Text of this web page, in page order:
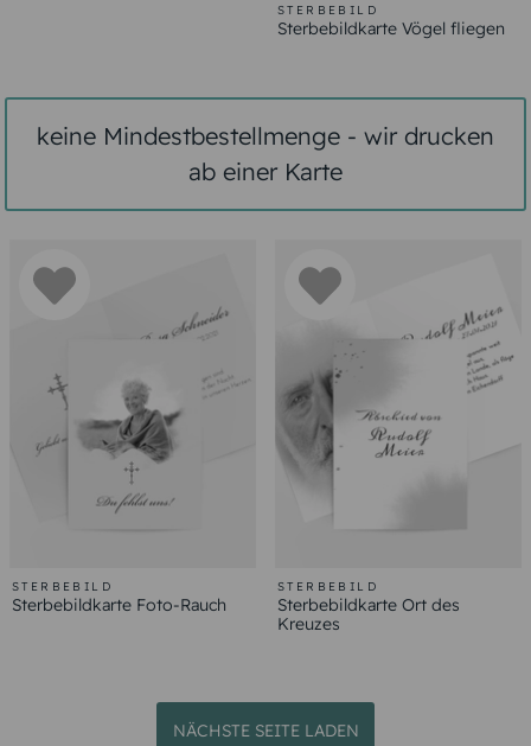
STERBEBILD
Sterbebildkarte Vögel fliegen
keine Mindestbestellmenge - wir drucken
ab einer Karte
STERBEBILD
Sterbebildkarte Foto-Rauch
STERBEBILD
Sterbebildkarte Ort des
Kreuzes
NÄCHSTE SEITE LADEN